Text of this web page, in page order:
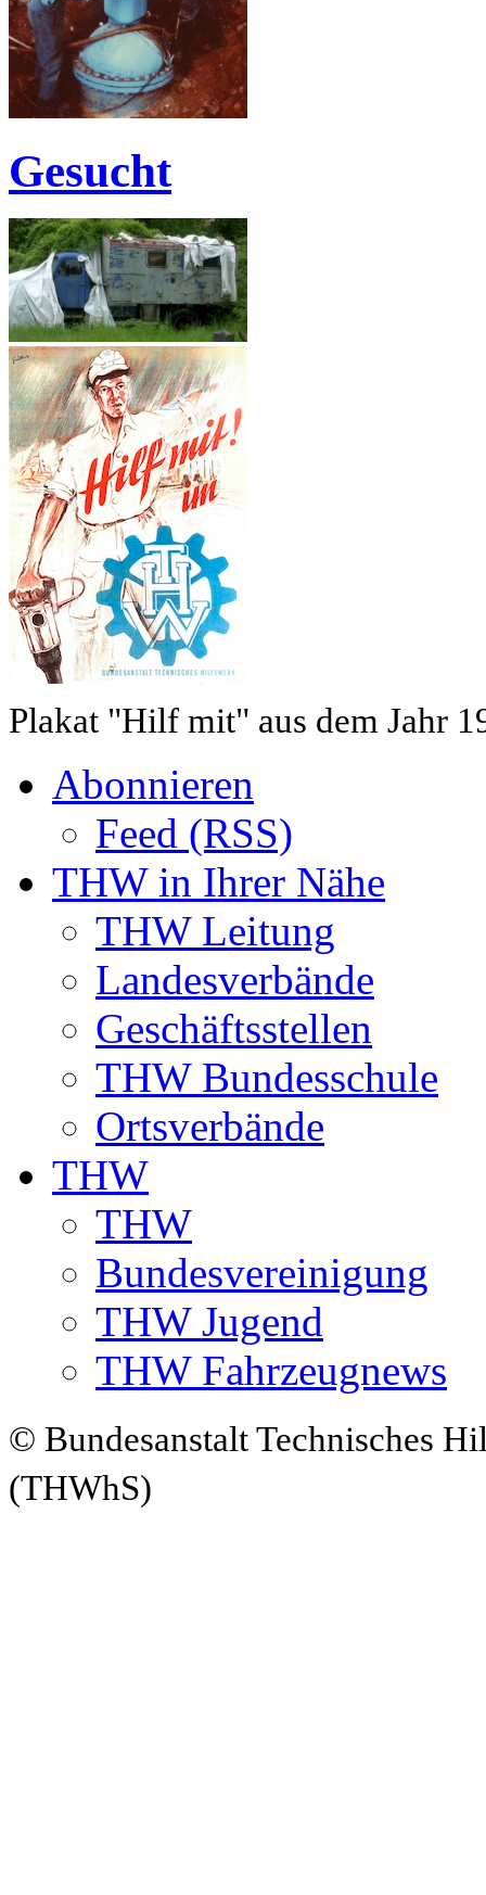
Gesucht
Plakat "Hilf mit" aus dem Jahr
Abonnieren
Feed (RSS)
THW in Ihrer Nähe
THW Leitung
Landesverbände
Geschäftsstellen
THW Bundesschule
Ortsverbände
THW
THW
Bundesvereinigung
THW Jugend
THW Fahrzeugnews
© Bundesanstalt Technisches
(THWhS)